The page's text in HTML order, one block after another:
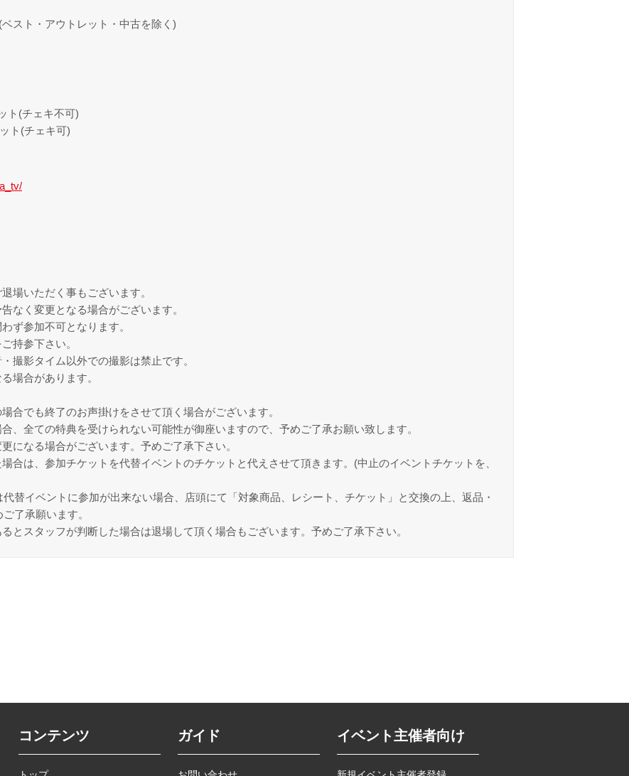
スト・アウトレット・中古を除く)
ト(チェキ不可)
ト(チェキ可)
場いただく事もございます。
なく変更となる場合がございます。
ず参加不可となります。
持参下さい。
撮影タイム以外での撮影は禁止です。
場合があります。
合でも終了のお声掛けをさせて頂く場合がございます。
、全ての特典を受けられない可能性が御座いますので、予めご了承お願い致します。
になる場合がございます。予めご了承下さい。
合は、参加チケットを代替イベントのチケットと代えさせて頂きます。(中止のイベントチケットを、
替イベントに参加が出来ない場合、店頭にて「対象商品、レシート、チケット」と交換の上、返品・
了承願います。
とスタッフが判断した場合は退場して頂く場合もございます。予めご了承下さい。
コンテンツ ガイド イベント主催者向け